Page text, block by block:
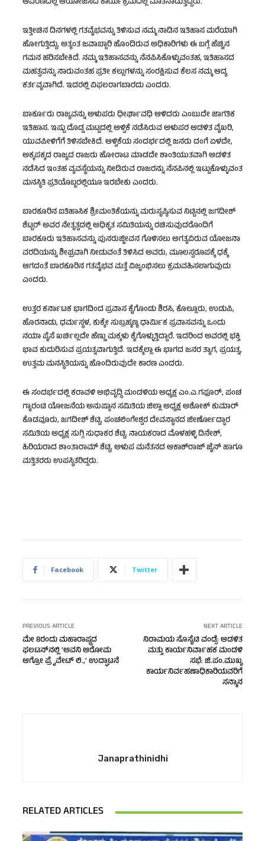
ಇತ್ತೀಚಿನ ದಿನಗಳಲ್ಲಿ ಗತವೈಭವನ್ನು ತಿಳಿಸುವ ನಮ್ಮ ನಾಡಿನ ಇತಿಹಾಸ ಮರೆಯಾಗಿ
ಹೋಗುತ್ತಿದ್ದು, ಅತ್ಯಂತ ಜವಾಬ್ದಾರಿ ಹೊಂದಿರುವ ಅಧಿಕಾರಿಗಳು ಈ ಬಗ್ಗೆ ಹೆಚ್ಚಿನ
ಗಮನ ಹರಿಸಬೇಕಿದೆ. ನಮ್ಮ ಇತಿಹಾಸವನ್ನು ನೆನಪಿಸಿಕೊಳ್ಳುವಂತಹ, ಇತಿಹಾಸದ
ಮಹತ್ವವನ್ನು ಸಾರುವಂತಹ ಪ್ರತೀ ಕಲ್ಲುಗಳನ್ನು ಸಂರಕ್ಷಿಸುವ ಕೆಲಸ ನಮ್ಮ ಆದ್ಯ
ಕರ್ತವ್ಯವಾಗಿದೆ. ಇದರಲ್ಲಿ ವಿಫಲರಾಗಬಾರದು ಎಂದರು.
ಬಾರ್ಕೂರು ರಾಜ್ಯವನ್ನು ಅಳುಪರು ಧೀರ್ಘಾವಧಿ ಆಳಿದರು ಎಂಬುದೇ ಜಾಗತಿಕ
ಇತಿಹಾಸ. ಇಷ್ಟು ದೊಡ್ಡ ಮಟ್ಟದಲ್ಲಿ ಆಳ್ವಿಕೆ ನಡೆಸಿರುವ ಅಳುಪರ ಆಡಳಿತ ವೈಖರಿ,
ಯುವಪೀಳಿಗೆಗೆ ತಿಳಿಸಬೇಕಿದೆ. ಆಳ್ವಿಕೆಯ ಸಂದರ್ಭದಲ್ಲಿ ಜನರು ದಂಗೆ ಏಳದೇ,
ಅಕ್ಕಪಕ್ಕದ ರಾಜ್ಯದ ರಾಜರು ಹೋರಾಟ ಮಾಡದೇ ಶಾಂತಿಯುತವಾಗಿ ಆಡಳಿತ
ನಡೆಸಿದ ಇಂತಹ ವ್ಯವಸ್ಥೆಯನ್ನು ನೀಡಿರುವ ರಾಜರನ್ನು ನೆನಪಿನಲ್ಲಿ ಇಟ್ಟುಕೊಳ್ಳುವಂತ
ಮನಸ್ಥಿತಿ ಪ್ರತಿಯೊಬ್ಬರಲ್ಲಿಯೂ ಇರಬೇಕು ಎಂದರು.
ಬಾರಕೂರಿನ ಐತಿಹಾಸಿಕ ಶ್ರೀಮಂತಿಕೆಯನ್ನು ಮರುಸೃಷ್ಠಿಸುವ ನಿಟ್ಟಿನಲ್ಲಿ ಜಗದೀಶ್
ಶೆಟ್ಟರ್ ಅವರ ನೇತೃತ್ವದಲ್ಲಿ ಅಧಿಕೃತ ಸಮಿತಿಯನ್ನು ರಚಿಸುವುದರೊಂದಿಗೆ
ಬಾರಕೂರು ಇತಿಹಾಸವನ್ನು ಪುನರುಜ್ಜೀವನ ಗೊಳಿಸಲು ಅಗತ್ಯವಿರುವ ಯೋಜನಾ
ವರದಿಯನ್ನು ಶೀಘ್ರವಾಗಿ ನೀಡುವಂತೆ ತಿಳಿಸಿದ ಅವರು, ಮೂಲಸ್ವರೂಪಕ್ಕೆ ಧಕ್ಕೆ
ಆಗದಂತೆ ಬಾರಕೂರಿನ ಗತವೈಭವ ಮತ್ತೆ ವಿಜೃಂಭಿಸಲು ಕ್ರಮವಹಿಸಲಾಗುವುದು
ಎಂದರು.
ಉತ್ತರ ಕರ್ನಾಟಕ ಭಾಗದಿಂದ ಪ್ರವಾಸ ಕೈಗೊಂಡು ಶಿರಸಿ, ಕೊಲ್ಲೂರು, ಉಡುಪಿ,
ಹೊರನಾಡು, ಧರ್ಮಸ್ಥಳ, ಕುಕ್ಕೇ ಸುಬ್ರಹ್ಮಣ್ಯ ಧಾರ್ಮಿಕ ಪ್ರವಾಸವನ್ನು ಒಂದು
ನಯಾ ಪೈಸೆ ಖರ್ಚಿಲ್ಲದೇ ಹೆಣ್ಣು ಮಕ್ಕಳು ಕೈಗೊಳ್ಳುತ್ತಿದ್ದಾರೆ. ಇದರಿಂದ ಅವರಲ್ಲಿ ಭಕ್ತಿ
ಭಾವ ಕುದುರಿಸುವ ಪ್ರಯತ್ನವಾಗುತ್ತಿದೆ. ಇದಕ್ಕೆಲ್ಲಾ ಈ ಭಾಗದ ಜನರ ತ್ಯಾಗ, ಪ್ರಯತ್ನ,
ಉತ್ತಮ ಮನಸ್ಥಿತಿಯನ್ನು ಹೊಂದಿರುವುದೇ ಕಾರಣ ಎಂದರು.
ಈ ಸಂದರ್ಭದಲ್ಲಿ ಕರಾವಳಿ ಅಭಿವೃದ್ಧಿ ಮಂಡಳಿಯ ಅಧ್ಯಕ್ಷ ಎಂ.ಎ.ಗಫೂರ್, ಪಂಚ
ಗ್ಯಾರಂಟಿ ಯೋಜನೆಯ ಅನುಷ್ಠಾನ ಸಮಿತಿಯ ಜಿಲ್ಲಾ ಅಧ್ಯಕ್ಷ ಅಶೋಕ್ ಕುಮಾರ್
ಕೊಡವೂರು, ಜಗದೀಶ್ ಶೆಟ್ಟಿ, ಪಂಚಲಿಂಗೇಶ್ವರ ದೇವಸ್ಥಾನದ ಜೀರ್ಣೋದ್ಧಾರ
ಸಮಿತಿಯ ಅಧ್ಯಕ್ಷ ಸುಗ್ಗಿ ಸುಧಾಕರ ಶೆಟ್ಟಿ, ನಾಯಕರಾದ ಮೊಳಹಳ್ಳಿ ದಿನೇಶ್,
ಹಿರಿಯರಾದ ಶಾಂತಾರಾಮ್ ಶೆಟ್ಟಿ, ಅಳುಪ ಮನೆತನದ ಆಕಾಶ್‌ರಾಜ್ ಜೈನ್ ಹಾಗೂ
ಮತ್ತಿತರರು ಉಪಸ್ಥಿತರಿದ್ದರು.
Facebook Twitter
PREVIOUS ARTICLE
ಮೇ 8ರಂದು ಮಹಾರಾಷ್ಟ್ರದ
ಫಲಟನ್‍ನಲ್ಲಿ ‘ಅವನಿ ಆರೋಮ
ಆಗ್ರೋ ಪ್ರೈವೇಟ್ ಲಿ.,’ ಉದ್ಘಾಟನೆ
NEXT ARTICLE
ನಿರಾಮಯ ಸೊಸೈಟಿ ವಂಡ್ಸೆ: ಆಡಳಿತ
ಮತ್ತು ಕಾರ್ಯನಿರ್ವಾಹಕ ಮಂಡಳಿ
ಸಭೆ: ಜಿ.ಪಂ.ಮುಖ್ಯ
ಕಾರ್ಯನಿರ್ವಹಣಾಧಿಕಾರಿಯವರಿಗೆ
ಸನ್ಮಾನ
Janaprathinidhi
RELATED ARTICLES